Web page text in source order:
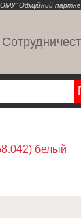
Офіційний
белый